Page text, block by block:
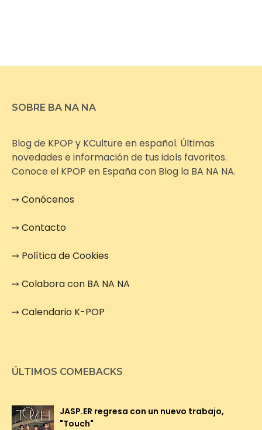
SOBRE BA NA NA
Blog de KPOP y KCulture en español. Últimas
novedades e información de tus idols favoritos.
Conoce el KPOP en España con Blog la BA NA NA.
➙Conócenos
➙Contacto
➙ Política de Cookies
➙Colabora con BA NA NA
➙Calendario K-POP
ÚLTIMOS COMEBACKS
JASP.ER regresa con un nuevo trabajo,
"Touch"